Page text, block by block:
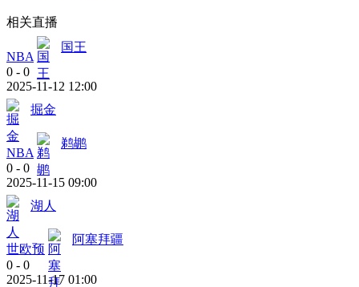
相关直播
NBA
国王
0 - 0
2025-11-12 12:00
掘金
NBA
鹈鹕
0 - 0
2025-11-15 09:00
湖人
世欧预
阿塞拜疆
0 - 0
2025-11-17 01:00